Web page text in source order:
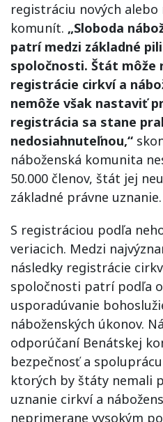
registráciu nových alebo
komunít. „Sloboda
patrí medzi základné
spoločnosti. Štát môže
registrácie cirkví a
nemôže však nastaviť
registrácia sa stane
nedosiahnuteľnou,“
náboženská komunita
50.000 členov, štát jej
základné právne uznanie.
S registráciou podľa
veriacich. Medzi
následky registrácie
spoločnosti patrí podľa
usporadúvanie
náboženských úkonov.
odporúčaní Benátskej
bezpečnosť a
ktorých by štáty nemali
uznanie cirkví a
neprimerane vysokým